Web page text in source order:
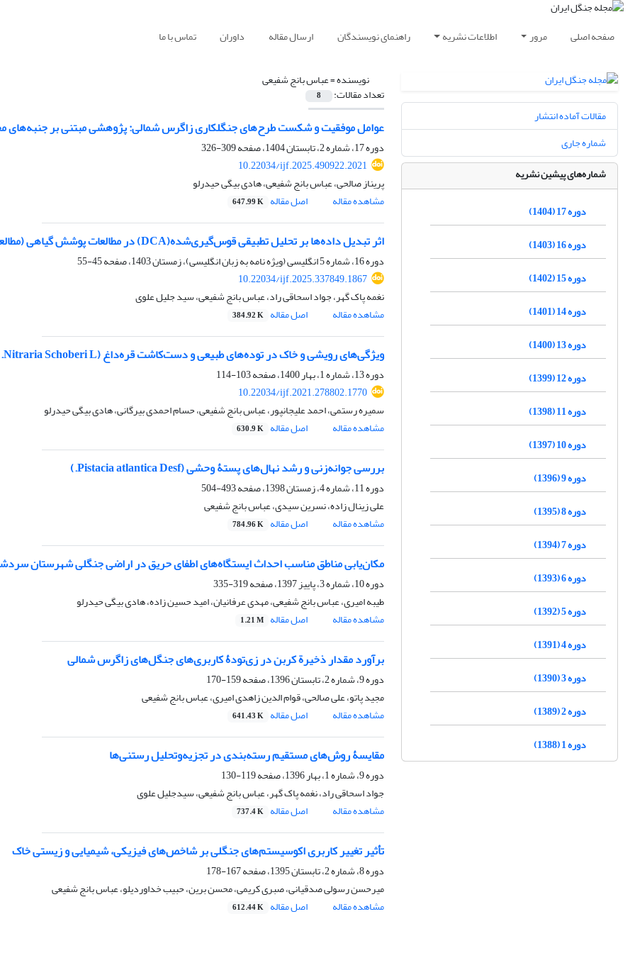
صفحه اصلی مرور اطلاعات نشریه راهنمای نویسندگان ارسال مقاله داوران تماس با ما
نویسنده =عباس بانج شفیعی
تعداد مقالات: 8
عوامل موفقیت و شکست طرح‌های جنگلکاری زاگرس شمالی: پژوهشی مبتنی بر جنبه‌های
دوره 17، شماره 2، تابستان 1404، صفحه
309-326
10.22034/ijf.2025.490922.2021
پریناز صالحی، عباس بانج شفیعی، هادی بیگی حیدرلو
مشاهده مقاله
اصل مقاله 647.99 K
اثر تبدیل داده‌ها بر تحلیل تطبیقی قوس‌گیری‌شده(DCA) در مطالعات پوشش گیاهی (مطالعه موردی: جنگل‌های بلوط کرمانشاه)
دوره 16، شماره 5 انگلیسی (ویژه نامه به زبان انگلیسی)، زمستان 1403، صفحه
45-55
10.22034/ijf.2025.337849.1867
نغمه پاک گهر، جواد اسحاقی راد، عباس بانج شفیعی، سید جلیل علوی
مشاهده مقاله
اصل مقاله 384.92 K
ویژگی‌های رویشی و خاک در توده‌های طبیعی و دست‌کاشت قره‌داغ (Nitraria Schoberi L.) در حاشیۀ غربی دریاچۀ ارومیه
دوره 13، شماره 1، بهار 1400، صفحه
103-114
10.22034/ijf.2021.278802.1770
سمیره رستمی، احمد علیجانپور، عباس بانج شفیعی، حسام احمدی بیرگانی، هادی بیگی حیدرلو
مشاهده مقاله
اصل مقاله 630.9 K
بررسی جوانه‌زنی و رشد نهال‌های پستۀ وحشی (Pistacia atlantica Desf.)
دوره 11، شماره 4، زمستان 1398، صفحه
493-504
علی زینال زاده، نسرین سیدی، عباس بانج شفیعی
مشاهده مقاله
اصل مقاله 784.96 K
مکان‌یابی مناطق مناسب احداث ایستگاه‌های اطفای حریق در اراضی جنگلی شهرستان
دوره 10، شماره 3، پاییز 1397، صفحه
319-335
طیبه امیری، عباس بانج شفیعی، مهدی عرفانیان، امید حسین زاده، هادی بیگی حیدرلو
مشاهده مقاله
اصل مقاله 1.21 M
برآورد مقدار ذخیرة کربن در زی‌تودۀ کاربری‌های جنگل‌های زاگرس شمالی
دوره 9، شماره 2، تابستان 1396، صفحه
159-170
مجید پاتو، علی صالحی، قوام الدین زاهدی امیری، عباس بانج شفیعی
مشاهده مقاله
اصل مقاله 641.43 K
مقایسۀ روش‌های مستقیم رسته‌بندی در تجزیه‌و‌تحلیل رستنی‌ها
دوره 9، شماره 1، بهار 1396، صفحه
119-130
جواد اسحاقی راد، نغمه پاک گهر، عباس بانج شفیعی، سیدجلیل علوی
مشاهده مقاله
اصل مقاله 737.4 K
تأثیر تغییر کاربری اکوسیستم‌های جنگلی بر شاخص‌های فیزیکی، شیمیایی و زیستی خاک
دوره 8، شماره 2، تابستان 1395، صفحه
167-178
میرحسن رسولی صدقیانی، صبری کریمی، محسن برین، حبیب خداوردیلو، عباس بانج شفیعی
مشاهده مقاله
اصل مقاله 612.44 K
مقالات آماده انتشار
شماره جاری
شماره‌های پیشین نشریه
دوره 17 (1404)
دوره 16 (1403)
دوره 15 (1402)
دوره 14 (1401)
دوره 13 (1400)
دوره 12 (1399)
دوره 11 (1398)
دوره 10 (1397)
دوره 9 (1396)
دوره 8 (1395)
دوره 7 (1394)
دوره 6 (1393)
دوره 5 (1392)
دوره 4 (1391)
دوره 3 (1390)
دوره 2 (1389)
دوره 1 (1388)